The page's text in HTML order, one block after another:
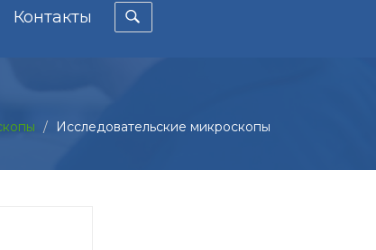
Контакты
Исследовательские микроскопы